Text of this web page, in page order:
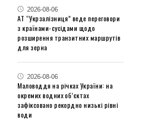
2026-08-06
АТ “Укрзалізниця” веде переговори
з країнами-сусідами щодо
розширення транзитних маршрутів
для зерна
2026-08-06
Маловоддя на річках України: на
окремих водних об’єктах
зафіксовано рекордно низькі рівні
води